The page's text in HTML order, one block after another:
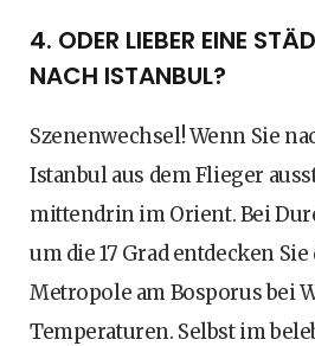
4. ODER LIEBER EINE
NACH ISTANBUL?
Szenenwechsel! Wenn Sie
Istanbul aus dem Flieger
mittendrin im Orient. Bei
um die 17 Grad entdecken
Metropole am Bosporus bei
Temperaturen. Selbst im